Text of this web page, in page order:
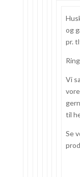
og
pr.
Vi
til
Se